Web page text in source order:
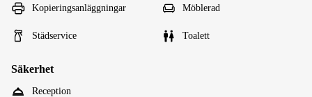
Kopieringsanläggningar Möblerad
Städservice Toalett
Säkerhet
Reception